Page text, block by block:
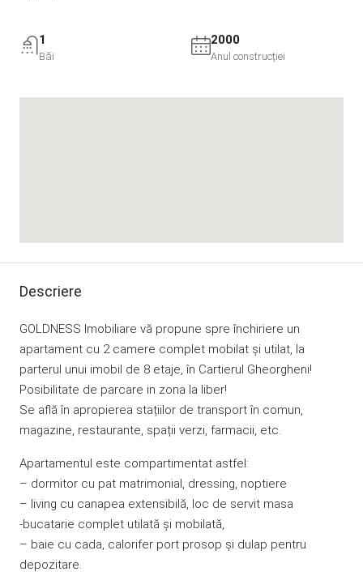
1
Băi
2000
Anul construcției
Descriere
GOLDNESS Imobiliare vă propune spre închiriere un
apartament cu 2 camere complet mobilat și utilat, la
parterul unui imobil de 8 etaje, în Cartierul Gheorgheni!
Posibilitate de parcare in zona la liber!
Se află în apropierea stațiilor de transport în comun,
magazine, restaurante, spații verzi, farmacii, etc.
Apartamentul este compartimentat astfel:
– dormitor cu pat matrimonial, dressing, noptiere
– living cu canapea extensibilă, loc de servit masa
-bucatarie complet utilată și mobilată,
– baie cu cada, calorifer port prosop și dulap pentru
depozitare.